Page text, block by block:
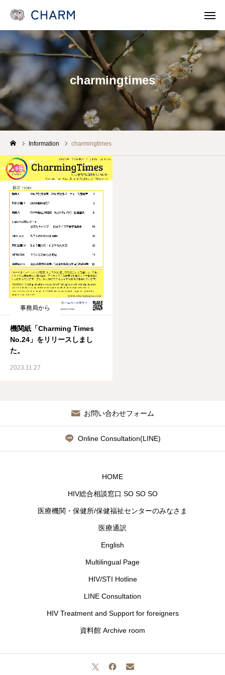
charmingtimes
Information charmingtimes
事務局から
機関紙「Charming Times
No.24」をリリースしまし
た。
2023.11.27
お問い合わせフォーム
Online Consultation(LINE)
HOME
HIV総合相談窓口 SO SO SO
医療機関・保健所/保健福祉センターのみなさま
医療通訳
English
Multilingual Page
HIV/STI Hotline
LINE Consultation
HIV Treatment and Support for foreigners
資料館 Archive room
News SOSOSO (日本語)
Line Consult
Telephone Consult languages
CHARMとは
各事業 Program
医療機関・保健所/保健福祉センターのみなさま
資料館 Archive room
languages